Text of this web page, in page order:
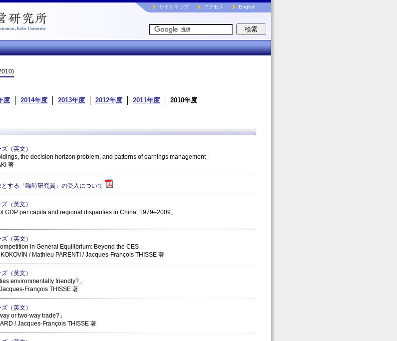
サイトマップ アクセス English
度 2014年度 2013年度 2012年度 2011年度 2010年度
（英文）
the decision horizon problem, and patterns of earnings management」
著
する「臨時研究員」の受入について
（英文）
GDP per capita and regional disparities in China, 1979–2009」
（英文）
in General Equilibrium: Beyond the CES」
/ Mathieu PARENTI / Jacques-François THISSE 著
（英文）
environmentally friendly?」
François THISSE 著
（英文）
or two-way trade?」
/ Jacques-François THISSE 著